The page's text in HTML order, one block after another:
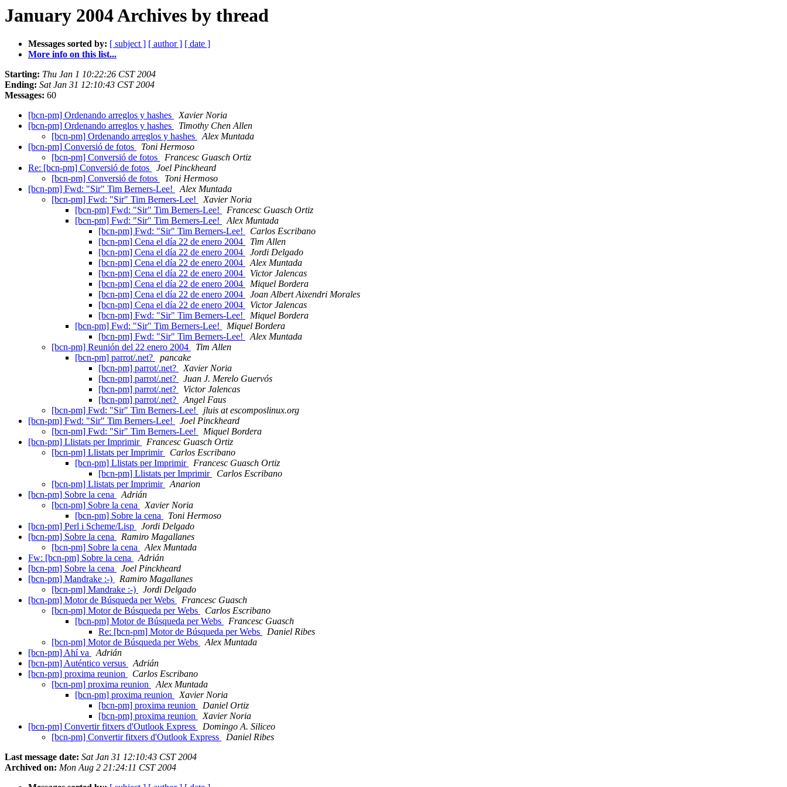
January 2004 Archives by thread
Messages sorted by: [ subject ] [ author ] [ date ]
More info on this list...
Starting: Thu Jan 1 10:22:26 CST 2004
Ending: Sat Jan 31 12:10:43 CST 2004
Messages: 60
[bcn-pm] Ordenando arreglos y hashes
Xavier Noria
[bcn-pm] Ordenando arreglos y hashes
Timothy Chen Allen
[bcn-pm] Ordenando arreglos y hashes
Alex Muntada
[bcn-pm] Conversió de fotos
Toni Hermoso
[bcn-pm] Conversió de fotos
Francesc Guasch Ortiz
Re: [bcn-pm] Conversió de fotos
Joel Pinckheard
[bcn-pm] Conversió de fotos
Toni Hermoso
[bcn-pm] Fwd: "Sir" Tim Berners-Lee!
Alex Muntada
[bcn-pm] Fwd: "Sir" Tim Berners-Lee!
Xavier Noria
[bcn-pm] Fwd: "Sir" Tim Berners-Lee!
Francesc Guasch Ortiz
[bcn-pm] Fwd: "Sir" Tim Berners-Lee!
Alex Muntada
[bcn-pm] Fwd: "Sir" Tim Berners-Lee!
Carlos Escribano
[bcn-pm] Cena el día 22 de enero 2004
Tim Allen
[bcn-pm] Cena el día 22 de enero 2004
Jordi Delgado
[bcn-pm] Cena el día 22 de enero 2004
Alex Muntada
[bcn-pm] Cena el día 22 de enero 2004
Victor Jalencas
[bcn-pm] Cena el día 22 de enero 2004
Miquel Bordera
[bcn-pm] Cena el día 22 de enero 2004
Joan Albert Aixendri Morales
[bcn-pm] Cena el día 22 de enero 2004
Victor Jalencas
[bcn-pm] Fwd: "Sir" Tim Berners-Lee!
Miquel Bordera
[bcn-pm] Fwd: "Sir" Tim Berners-Lee!
Miquel Bordera
[bcn-pm] Fwd: "Sir" Tim Berners-Lee!
Alex Muntada
[bcn-pm] Reunión del 22 enero 2004
Tim Allen
[bcn-pm] parrot/.net?
pancake
[bcn-pm] parrot/.net?
Xavier Noria
[bcn-pm] parrot/.net?
Juan J. Merelo Guervós
[bcn-pm] parrot/.net?
Victor Jalencas
[bcn-pm] parrot/.net?
Angel Faus
[bcn-pm] Fwd: "Sir" Tim Berners-Lee!
jluis at escomposlinux.org
[bcn-pm] Fwd: "Sir" Tim Berners-Lee!
Joel Pinckheard
[bcn-pm] Fwd: "Sir" Tim Berners-Lee!
Miquel Bordera
[bcn-pm] Llistats per Imprimir
Francesc Guasch Ortiz
[bcn-pm] Llistats per Imprimir
Carlos Escribano
[bcn-pm] Llistats per Imprimir
Francesc Guasch Ortiz
[bcn-pm] Llistats per Imprimir
Carlos Escribano
[bcn-pm] Llistats per Imprimir
Anarion
[bcn-pm] Sobre la cena
Adrián
[bcn-pm] Sobre la cena
Xavier Noria
[bcn-pm] Sobre la cena
Toni Hermoso
[bcn-pm] Perl i Scheme/Lisp
Jordi Delgado
[bcn-pm] Sobre la cena
Ramiro Magallanes
[bcn-pm] Sobre la cena
Alex Muntada
Fw: [bcn-pm] Sobre la cena
Adrián
[bcn-pm] Sobre la cena
Joel Pinckheard
[bcn-pm] Mandrake :-)
Ramiro Magallanes
[bcn-pm] Mandrake :-)
Jordi Delgado
[bcn-pm] Motor de Búsqueda per Webs
Francesc Guasch
[bcn-pm] Motor de Búsqueda per Webs
Carlos Escribano
[bcn-pm] Motor de Búsqueda per Webs
Francesc Guasch
Re: [bcn-pm] Motor de Búsqueda per Webs
Daniel Ribes
[bcn-pm] Motor de Búsqueda per Webs
Alex Muntada
[bcn-pm] Ahí va
Adrián
[bcn-pm] Auténtico versus
Adrián
[bcn-pm] proxima reunion
Carlos Escribano
[bcn-pm] proxima reunion
Alex Muntada
[bcn-pm] proxima reunion
Xavier Noria
[bcn-pm] proxima reunion
Daniel Ortiz
[bcn-pm] proxima reunion
Xavier Noria
[bcn-pm] Convertir fitxers d'Outlook Express
Domingo A. Siliceo
[bcn-pm] Convertir fitxers d'Outlook Express
Daniel Ribes
Last message date: Sat Jan 31 12:10:43 CST 2004
Archived on: Mon Aug 2 21:24:11 CST 2004